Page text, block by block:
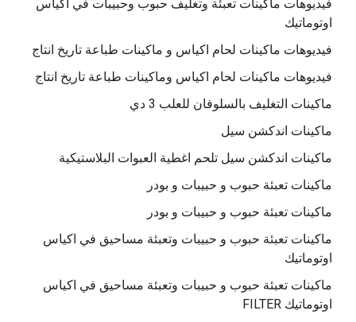
فيديوهات ماكينات تعبئة وتغليف حبوب وحبيبات في اكياس
اوتوماتيك
فيديوهات ماكينات لحام اكياس و ماكينات طباعة تاريخ انتاج
فيديوهات ماكينات لحام اكياس وماكينات طباعة تاريخ انتاج
ماكينات التغليف بالسلوفان للعلب 3 دي
ماكينات اندكشن سيل
ماكينات اندكشن سيل تلحم اغطية العبوات البلاستيكية
ماكينات تعبئة حبوب و حبيبات و بودر
ماكينات تعبئة حبوب و حبيبات و بودر
ماكينات تعبئة حبوب و حبيبات وتعبئة مساحيق في اكياس
اوتوماتيك
ماكينات تعبئة حبوب و حبيبات وتعبئة مساحيق في اكياس
اوتوماتيك FILTER